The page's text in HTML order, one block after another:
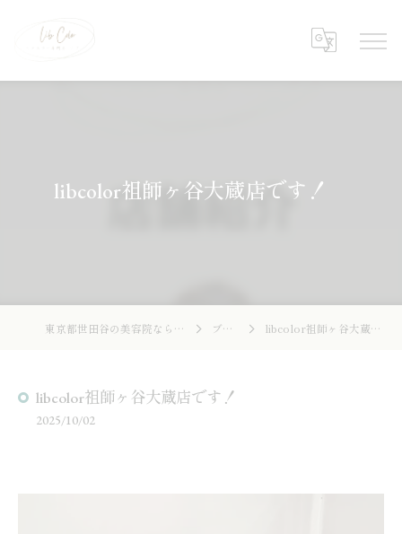
libcolor祖師ヶ谷大蔵店です！
東京都世田谷の美容院ならLibcolor ブログ libcolor祖師ヶ谷大蔵店です！
libcolor祖師ヶ谷大蔵店です！
2025/10/02